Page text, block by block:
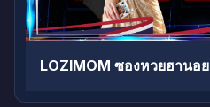
LOZIMOM ซองหวยฮานอย